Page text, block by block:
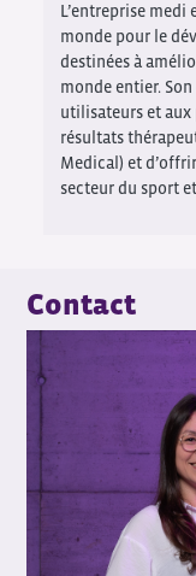
L’entreprise medi
monde pour le
destinées à
monde entier.
utilisateurs et aux
résultats
Medical) et
secteur du sport
Contact